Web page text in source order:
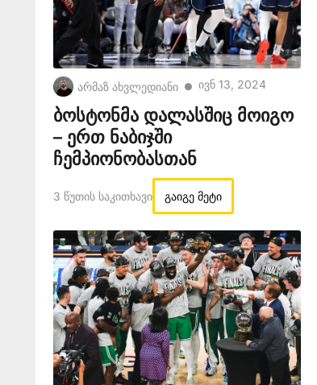
არმაზ ახვლედიანი ● Ივნ 13, 2024
ბოსტონმა დალასშიც მოიგო
– ერთ ნაბიჯში
ჩემპიონობასთან
3 Წუთის Საკითხავი გაიგე მეტი